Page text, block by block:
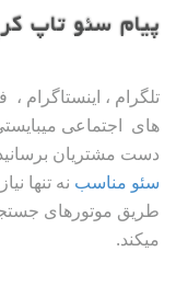
پیام سئو تاپ
تلگرام ، اینستاگرام
های اجتماعی
دست مشتریان
سئو مناسب نه تنها
طریق موتورهای
میکند.